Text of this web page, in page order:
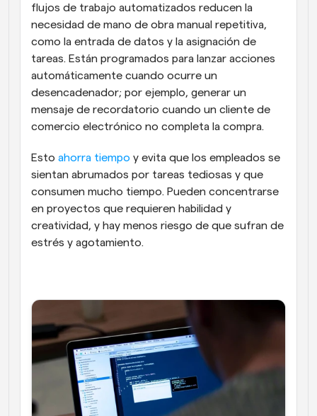
flujos de trabajo automatizados reducen la
necesidad de mano de obra manual repetitiva,
como la entrada de datos y la asignación de
tareas. Están programados para lanzar acciones
automáticamente cuando ocurre un
desencadenador; por ejemplo, generar un
mensaje de recordatorio cuando un cliente de
comercio electrónico no completa la compra.
Esto ahorra tiempo y evita que los empleados se
sientan abrumados por tareas tediosas y que
consumen mucho tiempo. Pueden concentrarse
en proyectos que requieren habilidad y
creatividad, y hay menos riesgo de que sufran de
estrés y agotamiento.